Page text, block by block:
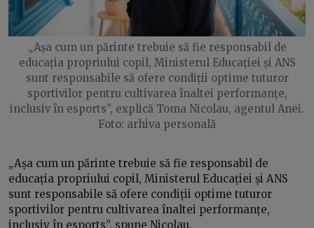
„Așa cum un părinte trebuie să fie responsabil de
educația propriului copil, Ministerul Educației și ANS
sunt responsabile să ofere condiții optime tuturor
sportivilor pentru cultivarea înaltei performanțe,
inclusiv în esports”, explică Toma Nicolau, agentul Anei.
Foto: arhiva personală
„Așa cum un părinte trebuie să fie responsabil de
educația propriului copil, Ministerul Educației și ANS
sunt responsabile să ofere condiții optime tuturor
sportivilor pentru cultivarea înaltei performanțe,
inclusiv în esports”, spune Nicolau.